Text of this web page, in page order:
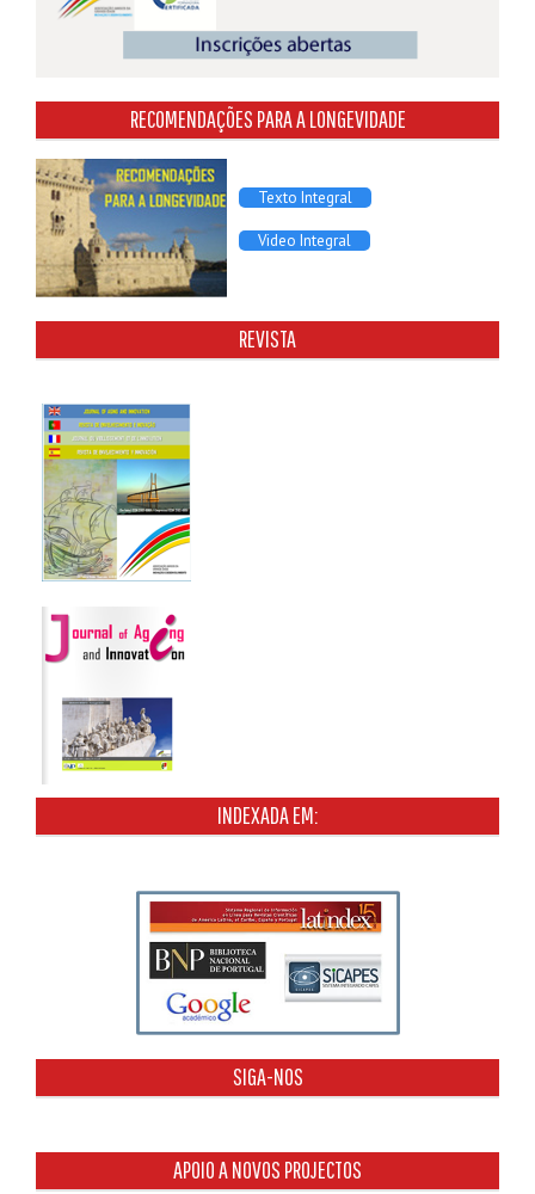
RECOMENDAÇÕES PARA A LONGEVIDADE
Texto Integral
Video Integral
REVISTA
INDEXADA EM:
SIGA-NOS
APOIO A NOVOS PROJECTOS